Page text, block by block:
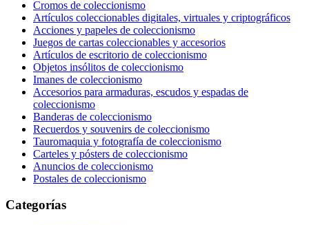
Cromos de coleccionismo
Artículos coleccionables digitales, virtuales y criptográficos
Acciones y papeles de coleccionismo
Juegos de cartas coleccionables y accesorios
Artículos de escritorio de coleccionismo
Objetos insólitos de coleccionismo
Imanes de coleccionismo
Accesorios para armaduras, escudos y espadas de
coleccionismo
Banderas de coleccionismo
Recuerdos y souvenirs de coleccionismo
Tauromaquia y fotografía de coleccionismo
Carteles y pósters de coleccionismo
Anuncios de coleccionismo
Postales de coleccionismo
Categorías